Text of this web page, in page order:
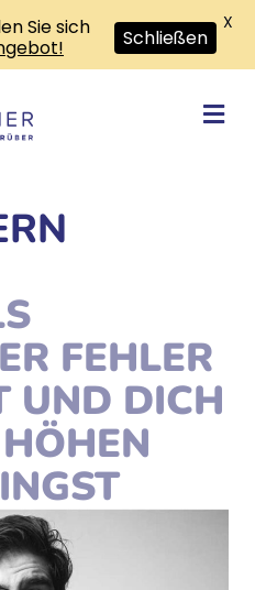
FEHLER
UND DICH
Sie sich
Schließen
X